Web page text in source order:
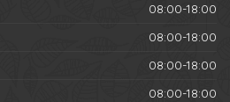
08:00-18:00
08:00-18:00
08:00-18:00
08:00-18:00